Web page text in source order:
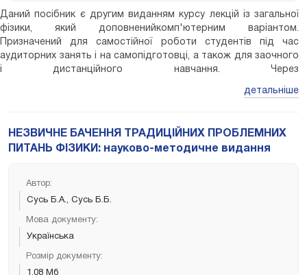
Даний посібник є другим виданням курсу лекцій із загальної
фізики, який доповненийкомп'ютерним варіантом.
Призначений для самостійної роботи студентів під час
аудиторних занять і на самопідготовці, а також для заочного
і дистанційного навчання. Через
послідовного розгляду лекційного матеріалу,
процесів за допомогою анімацій, відеозйомокдемонстрацій,
ознайомлення з життям і діяльністю вчених тощо. Посібник
має професійну орієнтованість, містить приклади
спрямування, методичні рекомендації для їх розв'язування,
питаннядля контролю.
детальніше
НЕЗВИЧНЕ БАЧЕННЯ ТРАДИЦІЙНИХ ПРОБЛЕМНИХ
ПИТАНЬ ФІЗИКИ: науково-методичне видання
Автор:
Сусь Б.А., Сусь Б.Б.
Мова документу:
Українська
Розмір документу:
1.08 Мб